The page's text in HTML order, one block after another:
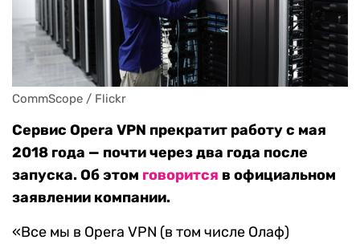
CommScope / Flickr
Сервис Opera VPN прекратит работу с мая
2018 года — почти через два года после
запуска. Об этом говорится в официальном
заявлении компании.
«Все мы в Opera VPN (в том числе Олаф)